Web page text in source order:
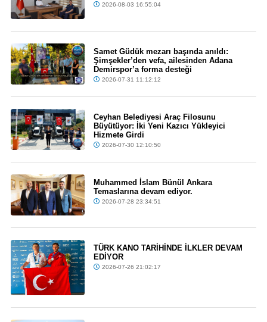
2026-08-03 16:55:04
Samet Güdük mezarı başında anıldı:
Şimşekler’den vefa, ailesinden Adana
Demirspor’a forma desteği
2026-07-31 11:12:12
Ceyhan Belediyesi Araç Filosunu
Büyütüyor: İki Yeni Kazıcı Yükleyici
Hizmete Girdi
2026-07-30 12:10:50
Muhammed İslam Bünül Ankara
Temaslarına devam ediyor.
2026-07-28 23:34:51
TÜRK KANO TARİHİNDE İLKLER DEVAM
EDİYOR
2026-07-26 21:02:17